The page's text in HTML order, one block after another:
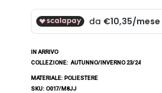
IN ARRIVO
COLLEZIONE: AUTUNNO/INVERNO 23/24
MATERIALE: POLIESTERE
SKU: O017/M8JJ